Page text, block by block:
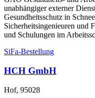
unabhängiger externer
Gesundheitsschutz in
Sicherheitsingenieuren und
und Schulungen im
SiFa-Bestellung
HCH GmbH
Hof, 95028